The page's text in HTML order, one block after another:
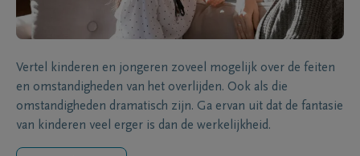
Vertel kinderen en jongeren zoveel mogelijk over de feiten
en omstandigheden van het overlijden. Ook als die
omstandigheden dramatisch zijn. Ga ervan uit dat de fantasie
van kinderen veel erger is dan de werkelijkheid.